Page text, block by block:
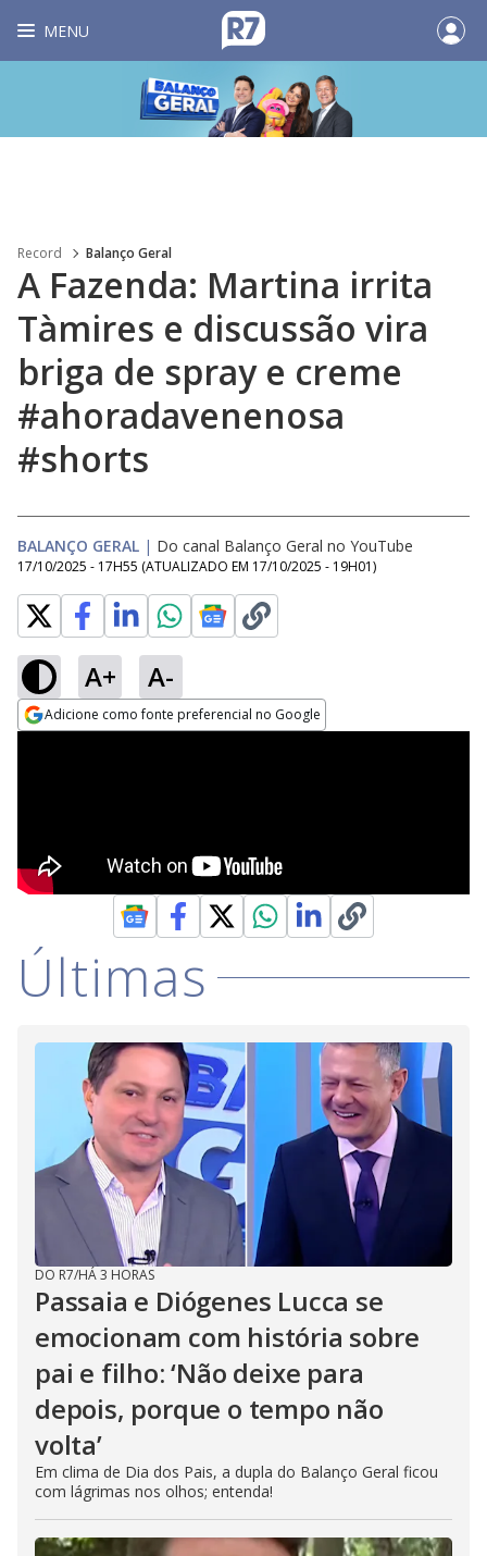
MENU
Record Balanço Geral
A Fazenda: Martina irrita
Tàmires e discussão vira
briga de spray e creme
#ahoradavenenosa
#shorts
BALANÇO GERAL | Do canal Balanço Geral no YouTube
17/10/2025 - 17H55 (ATUALIZADO EM 17/10/2025 - 19H01)
A+ A-
Adicione como fonte preferencial no Google
Últimas
DO R7/HÁ 3 HORAS
Passaia e Diógenes Lucca se
emocionam com história sobre
pai e filho: ‘Não deixe para
depois, porque o tempo não
volta’
Em clima de Dia dos Pais, a dupla do Balanço Geral ficou
com lágrimas nos olhos; entenda!